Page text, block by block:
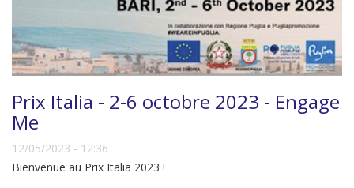
Prix Italia - 2-6 octobre 2023 - Engage
Me
12/05/2023 - 12:36
Bienvenue au Prix Italia 2023 !